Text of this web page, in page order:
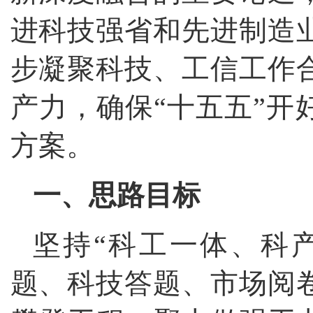
进科技强省和先进制造
步凝聚科技、工信工作
产力，确保“十五五”开
方案。
一、思路目标
坚持“科工一体、科
题、科技答题、市场阅